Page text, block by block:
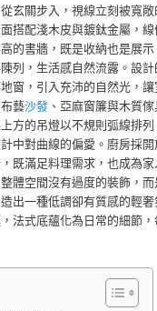
玄關步入，視線立刻被寬
搭配淺木皮與鍍鈦金屬，
的書牆，既是收納也是展
列，生活感自然流露。設
窗，引入充沛的自然光，
藝沙發 、亞麻窗簾與木質
方的吊燈以不規則弧線排
中對曲線的偏愛。廚房採
既滿足料理需求，也成為
體空間沒有過度的裝飾，
出一種低調卻有質感的輕奢
法式底蘊化為日常的細節